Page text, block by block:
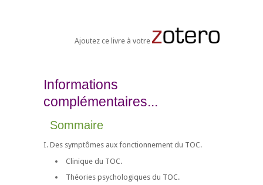
Ajoutez ce livre à votre
Informations
complémentaires...
Sommaire
I. Des symptômes aux fonctionnement du TOC.
Clinique du TOC.
Théories psychologiques du TOC.